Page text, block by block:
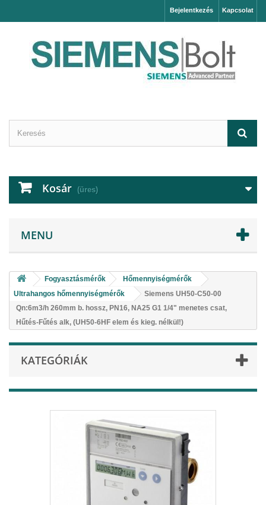
Kapcsolat
Bejelentkezés
Kosár (üres)
MENU
Fogyasztásmérők
Hőmennyiségmérők
Ultrahangos hőmennyiségmérők
Siemens UH50-C50-00
Qn:6m3/h 260mm b. hossz, PN16, NA25 G1 1/4" menetes csat,
Hűtés-Fűtés alk, (UH50-6HF elem és kieg. nélkül!)
KATEGÓRIÁK